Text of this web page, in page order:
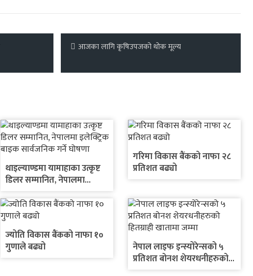
आजका लागि कृषिउपजको थोक मूल्य
थाइल्याण्डमा यामाहाका उत्कृष्ट
डिलर सम्मानित, नेपालमा
घोषणा
गरिमा विकास बैंकको नाफा २८
प्रतिशत बढ्यो
ज्योति विकास बैंकको नाफा १०
गुणाले बढ्यो
नेपाल लाइफ इन्स्योरेन्सको ५
प्रतिशत बोनश शेयरधनीहरुको